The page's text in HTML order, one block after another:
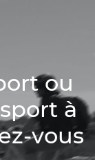
ou
à
vous